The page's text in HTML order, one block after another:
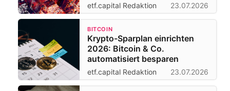
etf.capital Redaktion 23.07.2026
BITCOIN
Krypto-Sparplan einrichten
2026: Bitcoin & Co.
automatisiert besparen
etf.capital Redaktion 23.07.2026